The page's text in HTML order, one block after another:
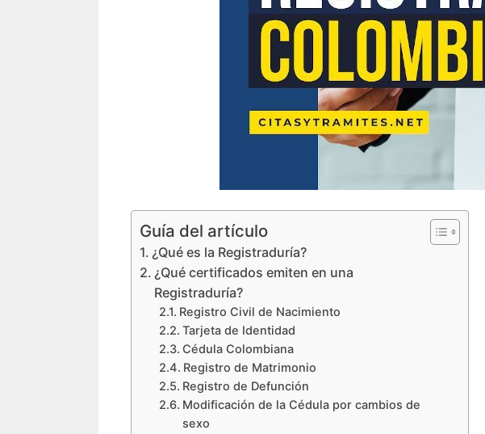
Guía del artículo
¿Qué es la Registraduría?
¿Qué certificados emiten en una
Registraduría?
Registro Civil de Nacimiento
Tarjeta de Identidad
Cédula Colombiana
Registro de Matrimonio
Registro de Defunción
Modificación de la Cédula por cambios de
sexo